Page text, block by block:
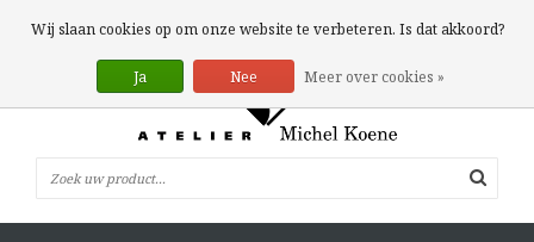
0 Artikelen
Wij slaan cookies op om onze website te verbeteren. Is dat akkoord?
Ja Nee Meer over cookies »